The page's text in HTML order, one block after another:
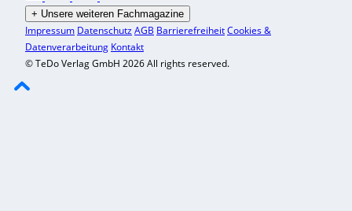
+ Unsere weiteren Fachmagazine
Impressum DatenschutzAGB BarrierefreiheitCookies &
Datenverarbeitung Kontakt
© TeDo Verlag GmbH 2026 All rights reserved.